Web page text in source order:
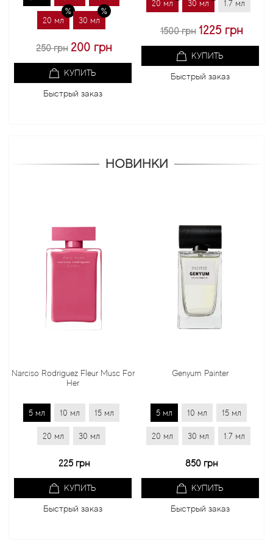
30 мл
250 грн 200 грн
КУПИТЬ
Быстрый заказ
30 мл 1.7 мл
1500 грн 1225 грн
КУПИТЬ
Быстрый заказ
НОВИНКИ
Rodriguez Fleur Musc For
5 мл 10 мл 15 мл
20 мл 30 мл
225 грн
КУПИТЬ
Быстрый заказ
Genyum Painter
5 мл 10 мл 15 мл
20 мл 30 мл 1.7 мл
850 грн
КУПИТЬ
Быстрый заказ